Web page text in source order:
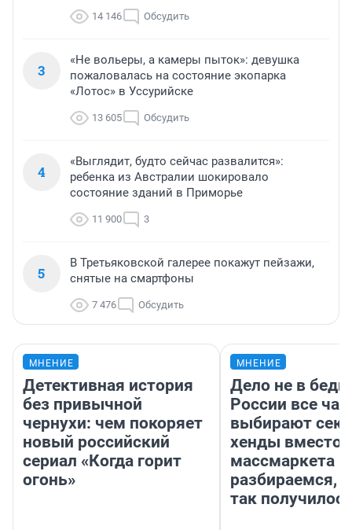
14 146 Обсудить
3
«Не вольеры, а камеры пыток»: девушка
пожаловалась на состояние экопарка
«Лотос» в Уссурийске
13 605 Обсудить
4
«Выглядит, будто сейчас развалится»:
ребенка из Австралии шокировало
состояние зданий в Приморье
11 900 3
5
В Третьяковской галерее покажут пейзажи,
снятые на смартфоны
7 476 Обсудить
МНЕНИЕ
Детективная история
без привычной
чернухи: чем покоряет
новый российский
сериал «Когда горит
огонь»
МНЕНИЕ
Дело не в
России все
выбирают
хенды вместо
массмаркета —
разбираемся,
так